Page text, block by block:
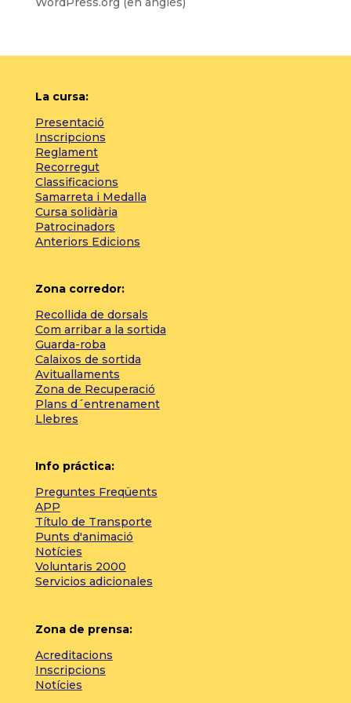
La cursa:
Presentació
Inscripcions
Reglament
Recorregut
Classificacions
Samarreta i Medalla
Cursa solidària
Patrocinadors
Anteriors Edicions
Zona corredor:
Recollida de dorsals
Com arribar a la sortida
Guarda-roba
Calaixos de sortida
Avituallaments
Zona de Recuperació
Plans d´entrenament
Llebres
Info práctica:
Preguntes Freqüents
APP
Título de Transporte
Punts d'animació
Notícies
Voluntaris 2000
Servicios adicionales
Zona de prensa:
Acreditacions
Inscripcions
Notícies